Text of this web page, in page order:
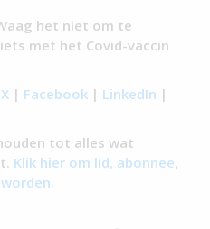
het niet om te
met het Covid-vaccin
X | Facebook | LinkedIn |
tot alles wat
Klik hier om lid, abonnee,